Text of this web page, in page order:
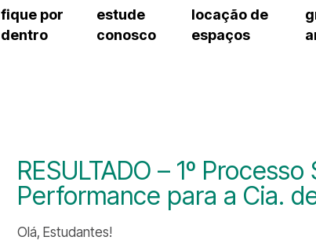
fique por
dentro
estude
conosco
locação de
espaços
RESULTADO – 1º
Performance para a Cia.
Olá, Estudantes!